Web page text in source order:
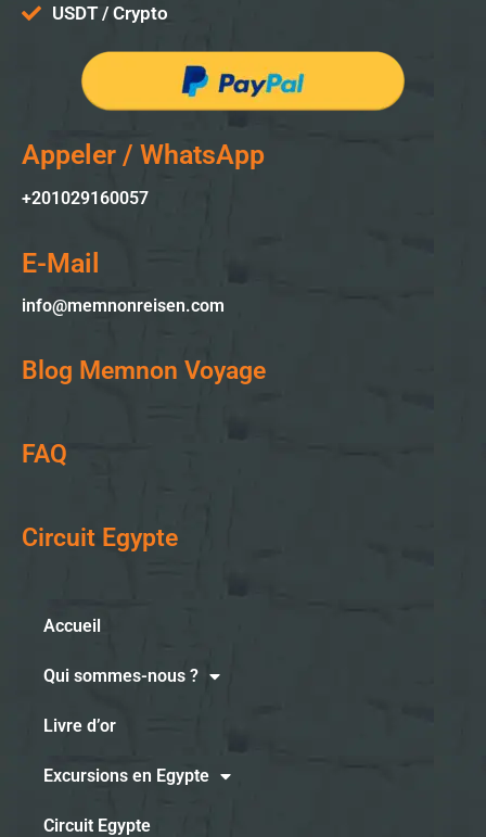
USDT / Crypto
Appeler / WhatsApp
+201029160057
E-Mail
info@memnonreisen.com
Blog Memnon Voyage
FAQ
Circuit Egypte
Accueil
Qui sommes-nous ?
Livre d’or
Excursions en Egypte
Circuit Egypte